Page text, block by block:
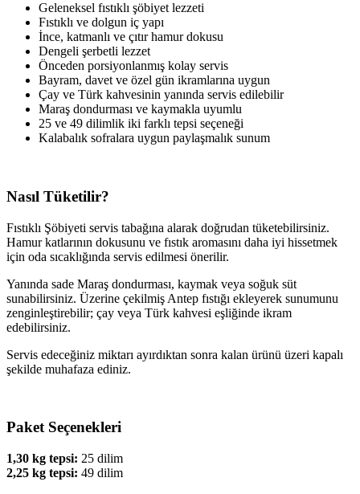
Geleneksel fıstıklı şöbiyet lezzeti
Fıstıklı ve dolgun iç yapı
İnce, katmanlı ve çıtır hamur dokusu
Dengeli şerbetli lezzet
Önceden porsiyonlanmış kolay servis
Bayram, davet ve özel gün ikramlarına uygun
Çay ve Türk kahvesinin yanında servis edilebilir
Maraş dondurması ve kaymakla uyumlu
25 ve 49 dilimlik iki farklı tepsi seçeneği
Kalabalık sofralara uygun paylaşmalık sunum
Nasıl Tüketilir?
Fıstıklı Şöbiyeti servis tabağına alarak doğrudan tüketebilirsiniz.
Hamur katlarının dokusunu ve fıstık aromasını daha iyi hissetmek
için oda sıcaklığında servis edilmesi önerilir.
Yanında sade Maraş dondurması, kaymak veya soğuk süt
sunabilirsiniz. Üzerine çekilmiş Antep fıstığı ekleyerek sunumunu
zenginleştirebilir; çay veya Türk kahvesi eşliğinde ikram
edebilirsiniz.
Servis edeceğiniz miktarı ayırdıktan sonra kalan ürünü üzeri kapalı
şekilde muhafaza ediniz.
Paket Seçenekleri
1,30 kg tepsi: 25 dilim
2,25 kg tepsi: 49 dilim